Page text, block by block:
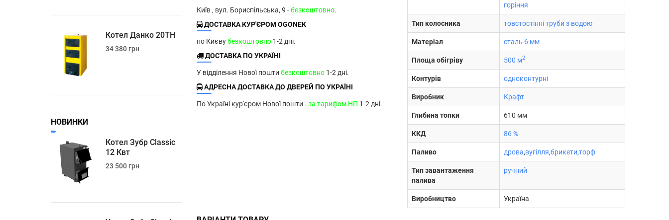
Котел Данко 20ТН
34 380 грн
НОВИНКИ
Котел Зубр Classic
12 Квт
23 500 грн
Київ , вул. Бориспільська, 9 -безкоштовно.
ДОСТАВКА КУР'ЄРОМ OGONEK
по Києвубезкоштовно1-2 дні.
ДОСТАВКА ПО УКРАЇНІ
У відділення Нової пошти безкоштовно1-2 дні.
АДРЕСНА ДОСТАВКА ДО ДВЕРЕЙ ПО УКРАЇНІ
По Україні кур'єром Нової пошти -за тарифом НП 1-2 дні.
горіння
Тип колосника товстостінні труби з водою
Матеріал сталь 6 мм
Площа обігріву 500 м2
Контурів одноконтурні
Виробник Крафт
Глибина топки 610 мм
ККД 86 %
Паливо дрова,вугілля,брикети,торф
Тип завантаження
палива
ручний
Виробництво Україна